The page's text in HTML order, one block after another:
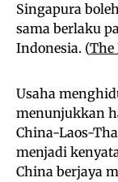
Singapura
sama berlaku
Indonesia. (The
Usaha
menunjukkan
China-Laos-
menjadi
China berjaya